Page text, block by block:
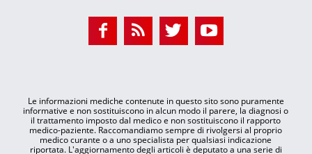
Le informazioni mediche contenute in questo sito sono puramente
informative e non sostituiscono in alcun modo il parere, la diagnosi o
il trattamento imposto dal medico e non sostituiscono il rapporto
medico-paziente. Raccomandiamo sempre di rivolgersi al proprio
medico curante o a uno specialista per qualsiasi indicazione
riportata. L'aggiornamento degli articoli è deputato a una serie di